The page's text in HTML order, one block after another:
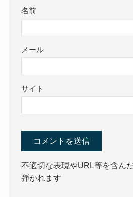
名前
メール
サイト
不適切な表現やURL等を含ん
弾かれます